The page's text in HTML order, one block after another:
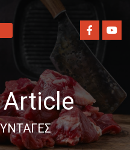
Article